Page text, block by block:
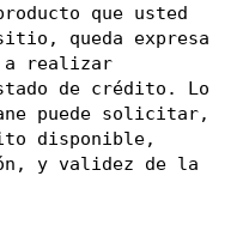
que usted
queda expresa
a realizar
de crédito. Lo
puede solicitar,
disponible,
y validez de la